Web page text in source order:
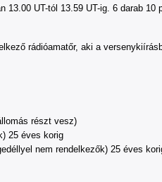
13.00 UT-tól 13.59 UT-ig. 6 darab
rádióamatőr, aki a
részt vesz)
25 éves korig
nem rendelkezők) 25 éves